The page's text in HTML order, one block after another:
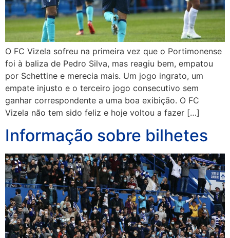
O FC Vizela sofreu na primeira vez que o Portimonense
foi à baliza de Pedro Silva, mas reagiu bem, empatou
por Schettine e merecia mais. Um jogo ingrato, um
empate injusto e o terceiro jogo consecutivo sem
ganhar correspondente a uma boa exibição. O FC
Vizela não tem sido feliz e hoje voltou a fazer […]
Informação sobre bilhetes